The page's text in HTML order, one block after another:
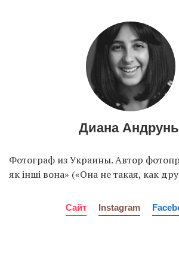
Диана
Фотограф из Украины. Автор
як інші вона» («Она не такая, как
Сайт Instagram